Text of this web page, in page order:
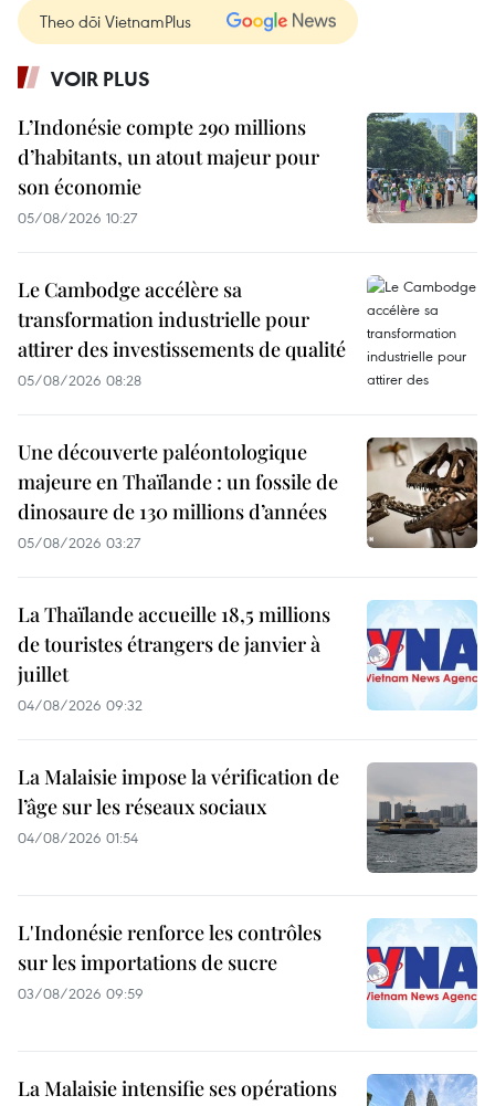
Theo dõi VietnamPlus
VOIR PLUS
L’Indonésie compte 290 millions
d’habitants, un atout majeur pour
son économie
05/08/2026 10:27
Le Cambodge accélère sa
transformation industrielle pour
attirer des investissements de qualité
05/08/2026 08:28
Une découverte paléontologique
majeure en Thaïlande : un fossile de
dinosaure de 130 millions d’années
05/08/2026 03:27
La Thaïlande accueille 18,5 millions
de touristes étrangers de janvier à
juillet
04/08/2026 09:32
La Malaisie impose la vérification de
l’âge sur les réseaux sociaux
04/08/2026 01:54
L'Indonésie renforce les contrôles
sur les importations de sucre
03/08/2026 09:59
La Malaisie intensifie ses opérations